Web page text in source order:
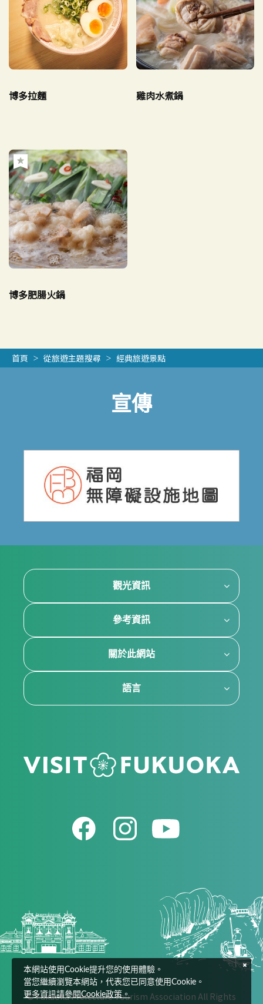
博多拉麵 雞肉水煮鍋
博多肥腸火鍋
首頁 從旅遊主題搜尋 經典旅遊景點
宣傳
觀光資訊
參考資訊
關於此網站
語言
© Fukuoka Prefecture Tourism Association All Rights
本網站使用Cookie提升您的使用體驗。
當您繼續瀏覽本網站，代表您已同意使用Cookie。
更多資訊請參閱Cookie政策。